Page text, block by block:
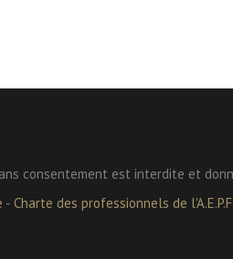
consentement est interdite et
- Charte des professionnels de l'A.E.P.F.